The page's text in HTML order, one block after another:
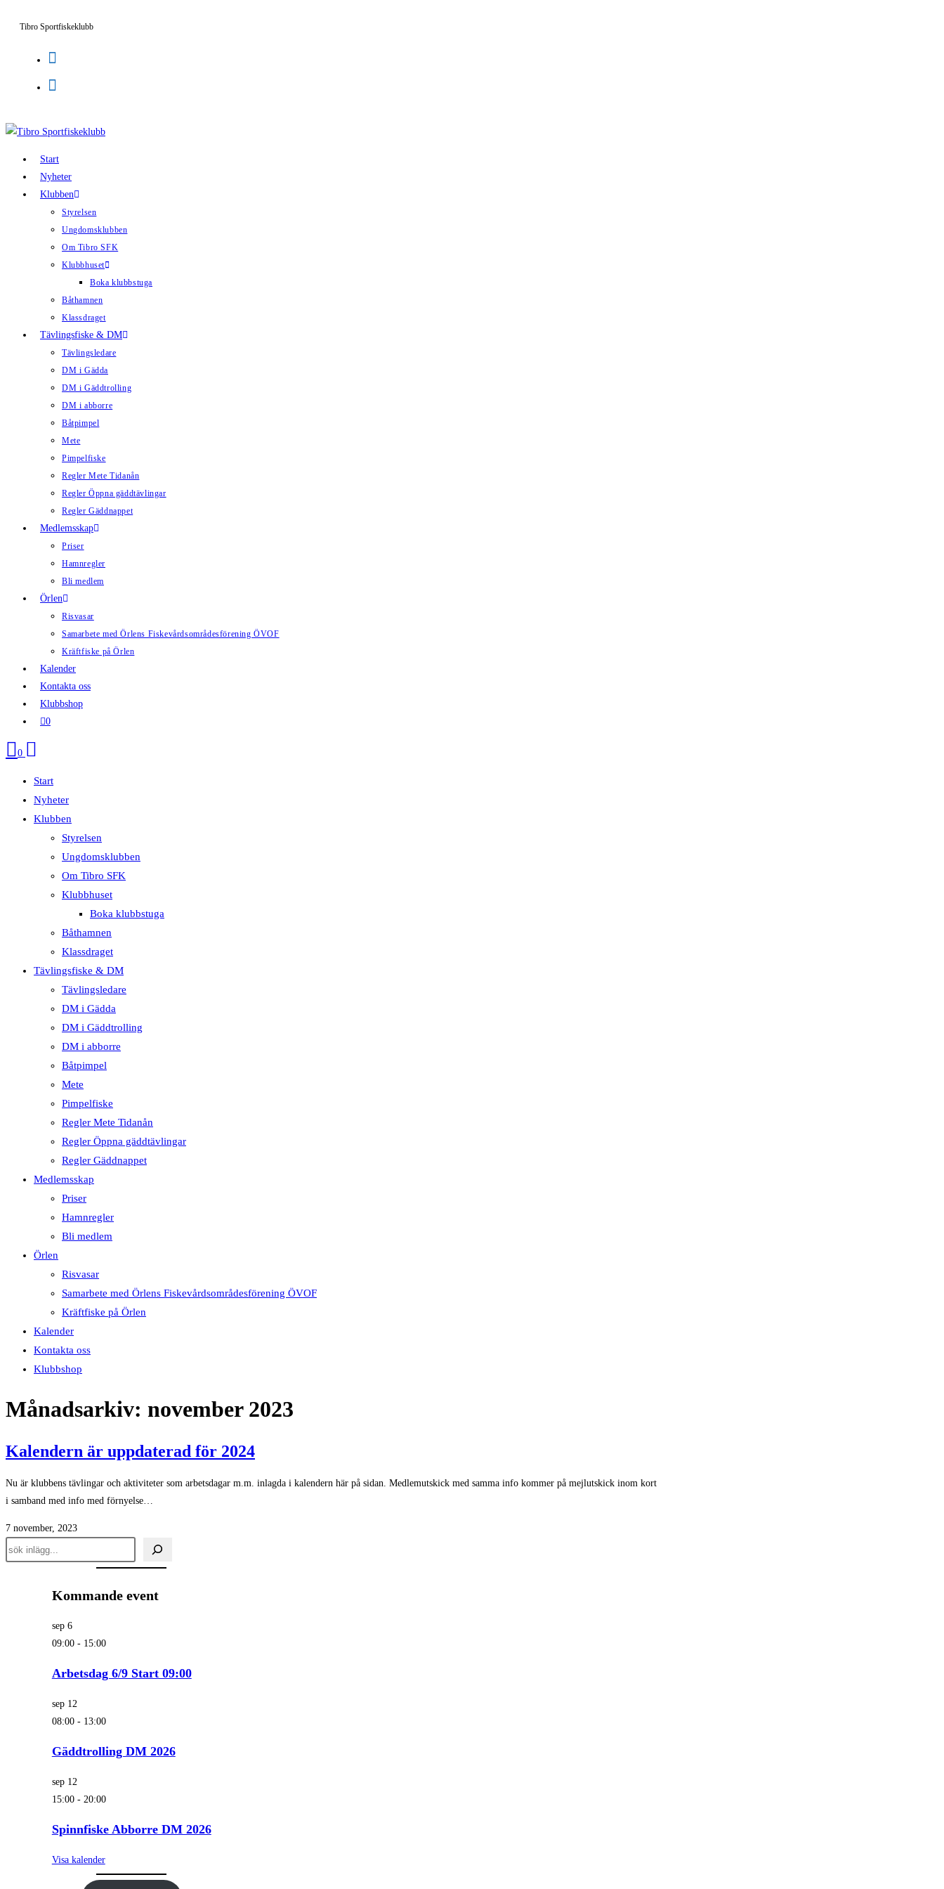
Tibro Sportfiskeklubb
Start
Nyheter
Klubben
Styrelsen
Ungdomsklubben
Om Tibro SFK
Klubbhuset
Boka klubbstuga
Båthamnen
Klassdraget
Tävlingsfiske & DM
Tävlingsledare
DM i Gädda
DM i Gäddtrolling
DM i abborre
Båtpimpel
Mete
Pimpelfiske
Regler Mete Tidanån
Regler Öppna gäddtävlingar
Regler Gäddnappet
Medlemsskap
Priser
Hamnregler
Bli medlem
Örlen
Risvasar
Samarbete med Örlens Fiskevårdsområdesförening ÖVOF
Kräftfiske på Örlen
Kalender
Kontakta oss
Klubbshop
0
0
Start
Nyheter
Klubben
Styrelsen
Ungdomsklubben
Om Tibro SFK
Klubbhuset
Boka klubbstuga
Båthamnen
Klassdraget
Tävlingsfiske & DM
Tävlingsledare
DM i Gädda
DM i Gäddtrolling
DM i abborre
Båtpimpel
Mete
Pimpelfiske
Regler Mete Tidanån
Regler Öppna gäddtävlingar
Regler Gäddnappet
Medlemsskap
Priser
Hamnregler
Bli medlem
Örlen
Risvasar
Samarbete med Örlens Fiskevårdsområdesförening ÖVOF
Kräftfiske på Örlen
Kalender
Kontakta oss
Klubbshop
Månadsarkiv: november 2023
Kalendern är uppdaterad för 2024
Nu är klubbens tävlingar och aktiviteter som arbetsdagar m.m. inlagda i kalendern här på sidan. Medlemutskick med samma info kommer på mejlutskick inom kort
i samband med info med förnyelse…
7 november, 2023
Sök
inlägg
Kommande event
sep 6
09:00- 15:00
Arbetsdag 6/9 Start 09:00
sep 12
08:00- 13:00
Gäddtrolling DM 2026
sep 12
15:00- 20:00
Spinnfiske Abborre DM 2026
Visa kalender